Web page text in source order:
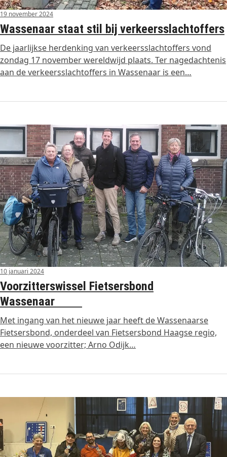
19 november 2024
Wassenaar staat stil bij verkeersslachtoffers
De jaarlijkse herdenking van verkeersslachtoffers vond
zondag 17 november wereldwijd plaats. Ter nagedachtenis
aan de verkeersslachtoffers in Wassenaar is een…
10 januari 2024
Voorzitterswissel Fietsersbond
Wassenaar
Met ingang van het nieuwe jaar heeft de Wassenaarse
Fietsersbond, onderdeel van Fietsersbond Haagse regio,
een nieuwe voorzitter; Arno Odijk…